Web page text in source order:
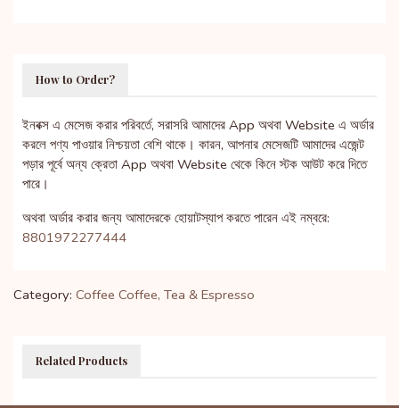
How to Order?
ইনবক্স এ মেসেজ করার পরিবর্তে, সরাসরি আমাদের App অথবা Website এ অর্ডার
করলে পণ্য পাওয়ার নিশ্চয়তা বেশি থাকে। কারন, আপনার মেসেজটি আমাদের এজেন্ট
পড়ার পূর্বে অন্য ক্রেতা App অথবা Website থেকে কিনে স্টক আউট করে দিতে
পারে।
অথবা অর্ডার করার জন্য আমাদেরকে হোয়াটস্যাপ করতে পারেন এই নম্বরে:
8801972277444
Category: Coffee Coffee, Tea & Espresso
Related Products